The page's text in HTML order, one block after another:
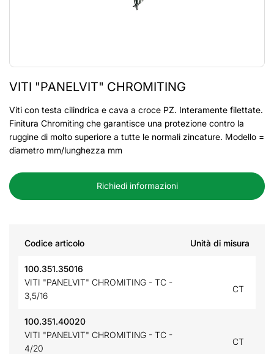
VITI "PANELVIT" CHROMITING
Viti con testa cilindrica e cava a croce PZ. Interamente filettate.
Finitura Chromiting che garantisce una protezione contro la
ruggine di molto superiore a tutte le normali zincature. Modello =
diametro mm/lunghezza mm
Richiedi informazioni
Codice articolo Unità di misura
100.351.35016
VITI "PANELVIT" CHROMITING - TC -
3,5/16
CT
100.351.40020
VITI "PANELVIT" CHROMITING - TC -
4/20
CT